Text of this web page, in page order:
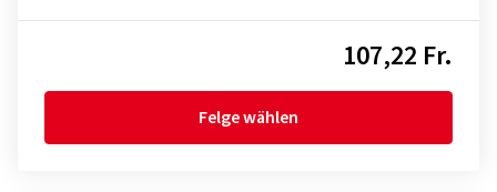
107,22 Fr.
Felge wählen